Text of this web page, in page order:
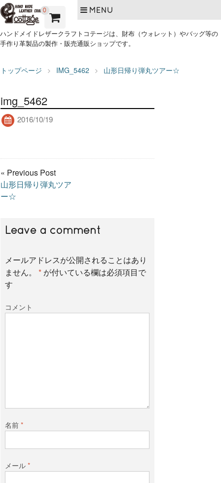
0 MENU
ハンドメイドレザークラフトコテージは、財布（ウォレット）やバッグ等の
手作り革製品の製作・販売通販ショップです。
トップページ IMG_5462 山形日帰り弾丸ツアー☆
img_5462
2016/10/19
« Previous Post
山形日帰り弾丸ツア
ー☆
Leave a comment
メールアドレスが公開されることはあり
ません。
* が付いている欄は必須項目で
す
コメント
名前*
メール*